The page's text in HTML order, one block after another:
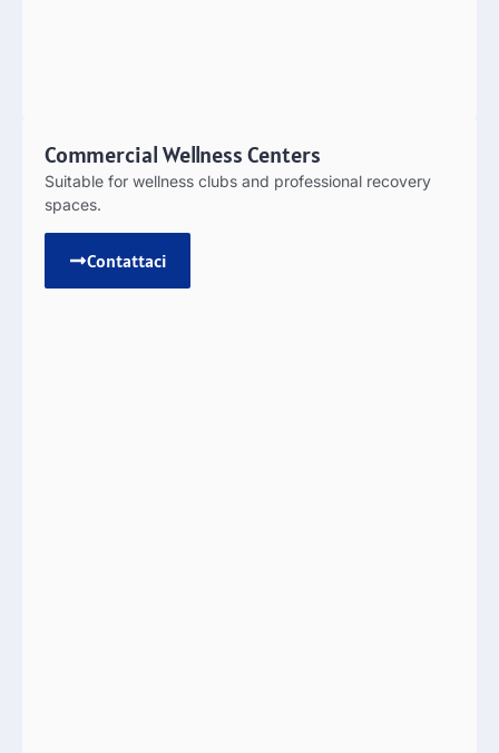
Commercial Wellness Centers
Suitable for wellness clubs and professional recovery
spaces.
Contattaci